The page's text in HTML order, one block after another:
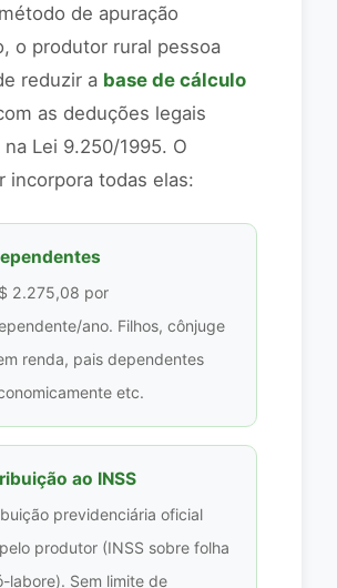
de apuração
o produtor rural pessoa
reduzir a base de cálculo
as deduções legais
Lei 9.250/1995. O
incorpora todas elas:
2.275,08 por
ano. Filhos, cônjuge
renda, pais dependentes
etc.
ao INSS
previdenciária oficial
produtor (INSS sobre folha
labore). Sem limite de